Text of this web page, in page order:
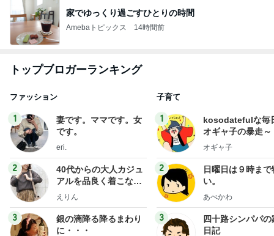
家でゆっくり過ごすひとりの時間
Amebaトピックス 14時間前
トップブロガーランキング
ファッション
1
妻です。ママです。女
です。
eri.
2
40代からの大人カジュ
アルを品良く着こなす
ファッションブログ
えりん
3
銀の滴降る降るまわり
に・・・
子育て
1
kosodatefulな毎
オギャ子の暴走～
オギャ子
2
日曜日は９時まで
い。
あべかわ
3
四十路シンパパの
日記